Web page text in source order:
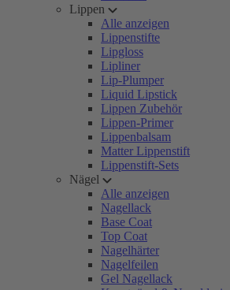
Lippen
Alle anzeigen
Lippenstifte
Lipgloss
Lipliner
Lip-Plumper
Liquid Lipstick
Lippen Zubehör
Lippen-Primer
Lippenbalsam
Matter Lippenstift
Lippenstift-Sets
Nägel
Alle anzeigen
Nagellack
Base Coat
Top Coat
Nagelhärter
Nagelfeilen
Gel Nagellack